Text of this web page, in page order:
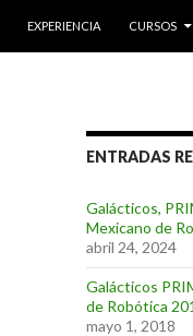
EXPERIENCIA CURSOS
ENTRADAS
Galácticos,
Mexicano de
abril 24, 2024
Galácticos
de Robótica
mayo 1, 2018